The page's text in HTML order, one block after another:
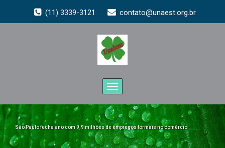
(11) 3339-3121 contato@unaest.org.br
Toggle
navigation
São Paulo fecha ano com 9,9 milhões de empregos formais no comércio